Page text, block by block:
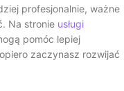
profesjonalnie, ważne
Na stronie usługi
pomóc lepiej
zaczynasz rozwijać